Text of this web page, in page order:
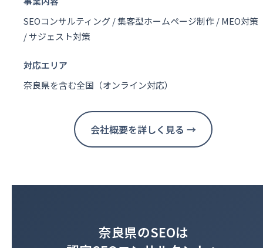
SEOコンサルティング / 集客型ホームページ制作 / MEO対策
/ サジェスト対策
対応エリア
奈良県を含む全国（オンライン対応）
会社概要を詳しく見る →
奈良県のSEOは